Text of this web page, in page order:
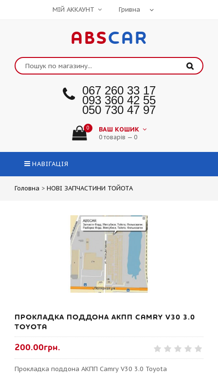
МІЙ АККАУНТ
ABSCAR
067 260 33 17
093 360 42 55
050 730 47 97
0 ВАШ КОШИК
0 товарів — 0
НАВІГАЦІЯ
Головна > НОВІ ЗАПЧАСТИНИ ТОЙОТА
ПРОКЛАДКА ПОДДОНА АКПП CAMRY V30 3.0
TOYOTA
200.00грн.
Прокладка поддона АКПП Camry V30 3.0 Toyota